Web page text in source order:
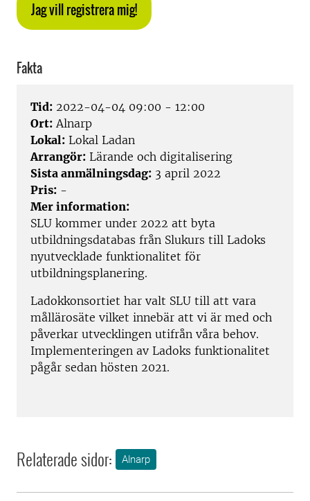
Jag vill registrera mig!
Fakta
Tid: 2022-04-04 09:00 - 12:00
Ort: Alnarp
Lokal: Lokal Ladan
Arrangör: Lärande och digitalisering
Sista anmälningsdag: 3 april 2022
Pris: -
Mer information:
SLU kommer under 2022 att byta
utbildningsdatabas från Slukurs till Ladoks
nyutvecklade funktionalitet för
utbildningsplanering.
Ladokkonsortiet har valt SLU till att vara
mållärosäte vilket innebär att vi är med och
påverkar utvecklingen utifrån våra behov.
Implementeringen av Ladoks funktionalitet
pågår sedan hösten 2021.
Relaterade sidor: Alnarp